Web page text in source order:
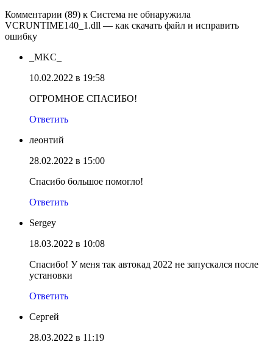
Комментарии (89) к Система не обнаружила
VCRUNTIME140_1.dll — как скачать файл и исправить
ошибку
_MKC_
10.02.2022 в 19:58
ОГРОМНОЕ СПАСИБО!
Ответить
леонтий
28.02.2022 в 15:00
Спасибо большое помогло!
Ответить
Sergey
18.03.2022 в 10:08
Спасибо! У меня так автокад 2022 не запускался после
установки
Ответить
Сергей
28.03.2022 в 11:19